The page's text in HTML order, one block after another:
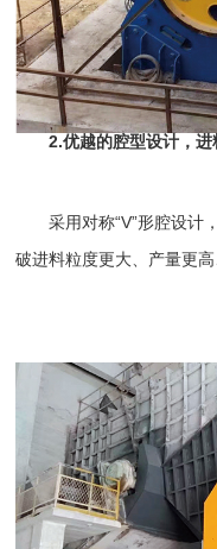
2.优越的腔型设计，进
采用对称“V”形腔设计
破进料粒度更大、产量更